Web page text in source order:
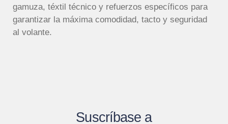
gamuza, téxtil técnico y refuerzos específicos para
garantizar la máxima comodidad, tacto y seguridad
al volante.
Suscríbase a